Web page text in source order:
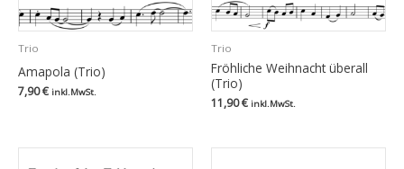
Trio
Amapola (Trio)
7,90€ inkl.MwSt.
Trio
Fröhliche Weihnacht überall
(Trio)
11,90€ inkl.MwSt.